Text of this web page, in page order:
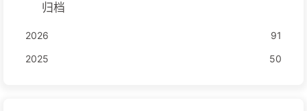
归档
2026
91
2025
50